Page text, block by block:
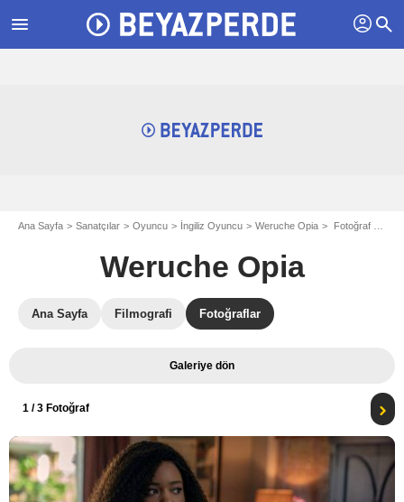
menu profil search
Ana Sayfa Sanatçılar Oyuncu İngiliz Oyuncu Weruche Opia Fotoğraf Weruche Opia
Weruche Opia
Ana Sayfa Filmografi Fotoğraflar
Galeriye dön
1 / 3 Fotoğraf